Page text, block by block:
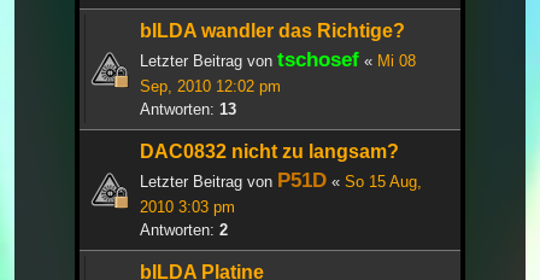
bILDA wandler das Richtige?
Letzter Beitrag von tschosef « Mi 08
Sep, 2010 12:02 pm
Antworten: 13
DAC0832 nicht zu langsam?
Letzter Beitrag von P51D « So 15 Aug,
2010 3:03 pm
Antworten: 2
bILDA Platine